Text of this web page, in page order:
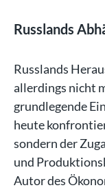
Russlands
Russlands
allerdings nicht
grundlegende
heute
sondern der
und
Autor des